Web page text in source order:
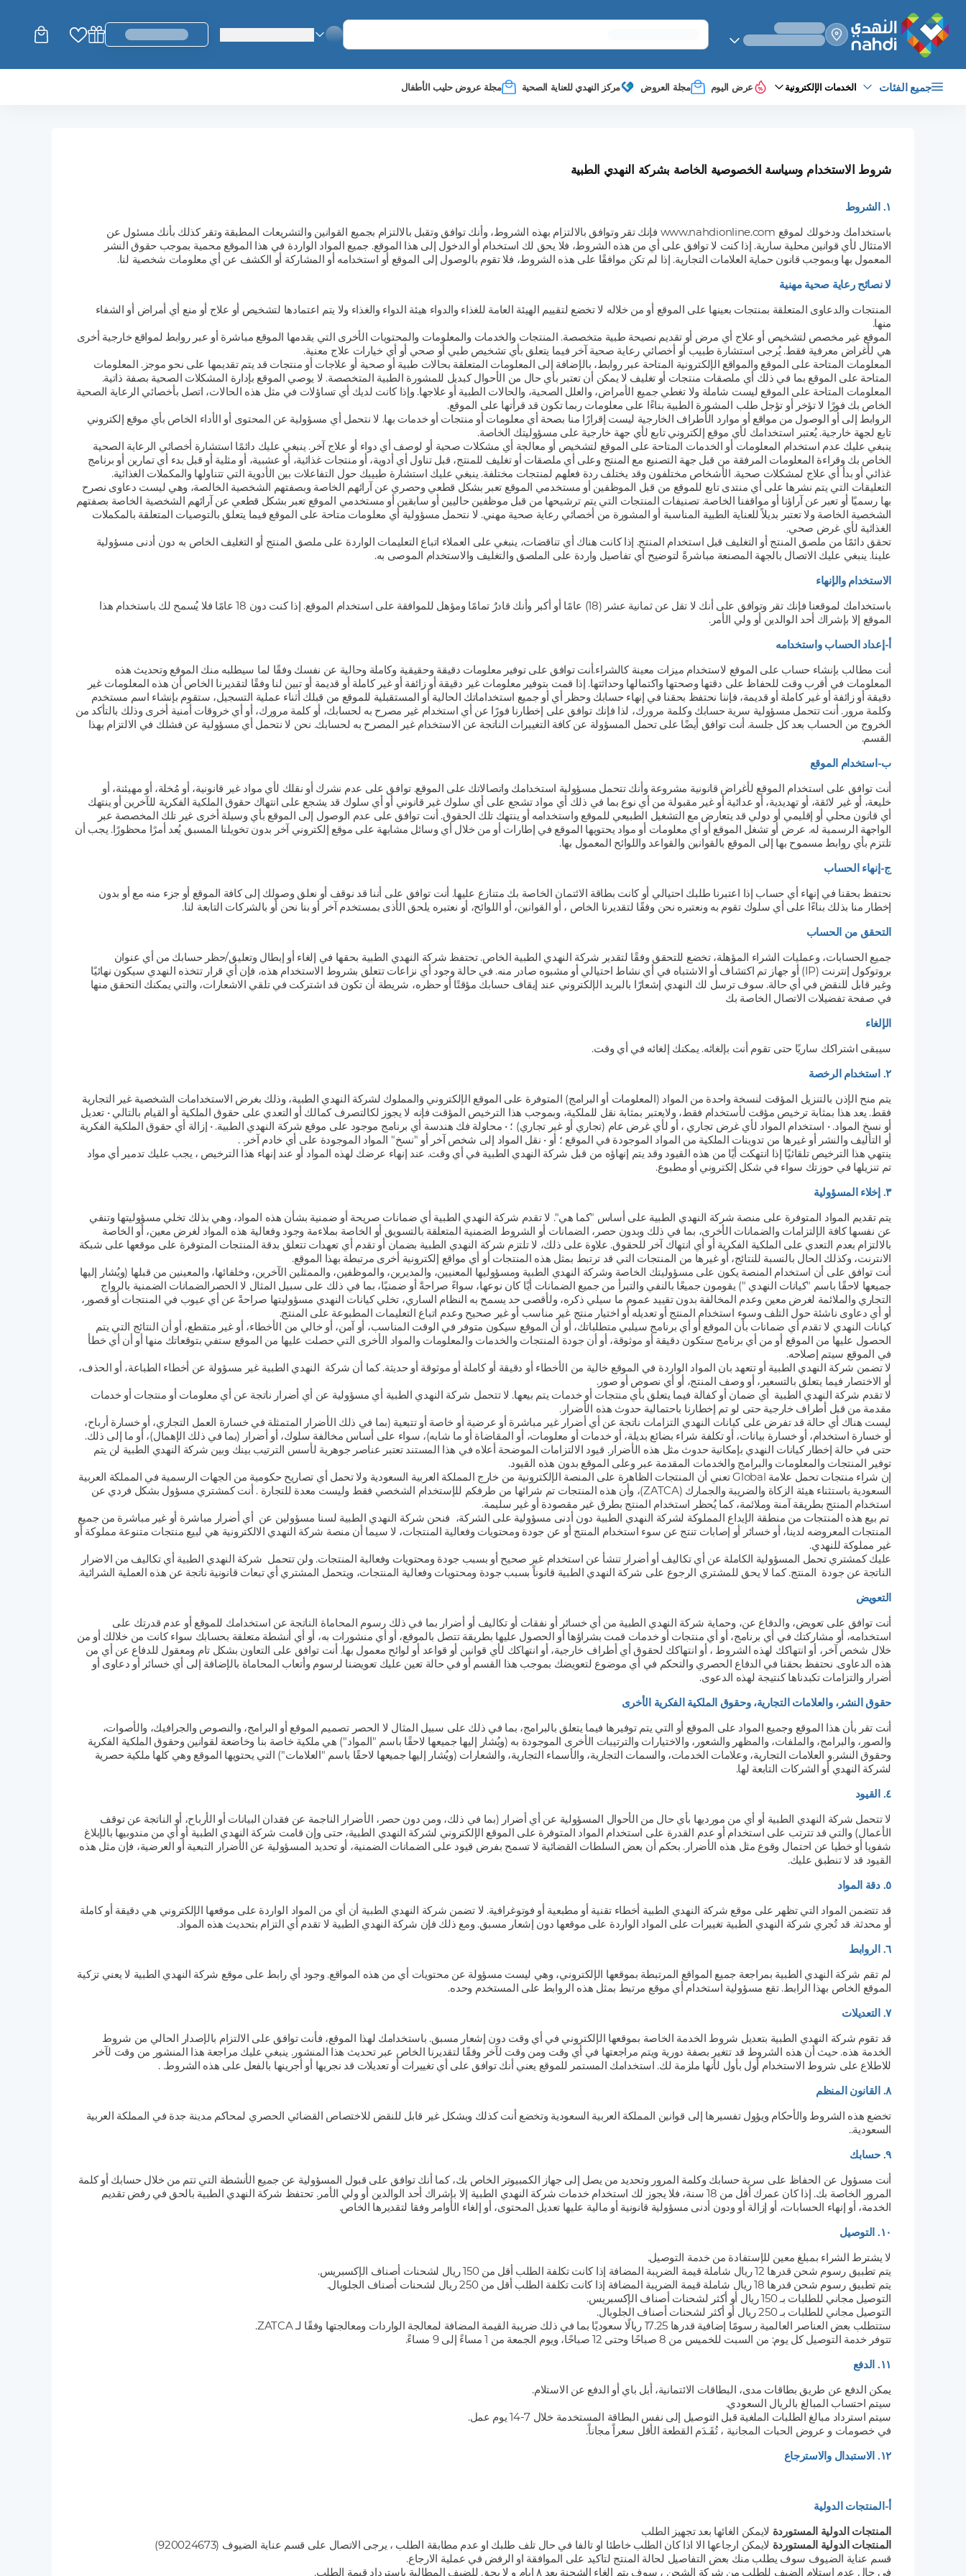
select_your
shipping_method
login_register
جميع الفئات الخدمات الإلكترونية عرض اليوم مجلة العروض مركز النهدي للعناية الصحية مجلة عروض حليب الأطفال
شروط الاستخدام وسياسة الخصوصية الخاصة بشركة النهدي الطبية
١. الشروط
باستخدامك ودخولك لموقع www.nahdionline.com فإنك تقر وتوافق بالالتزام بهذه الشروط، وأنك توافق وتقبل بالالتزام بجميع القوانين والتشريعات المطبقة وتقر كذلك بأنك مسئول عن
الامتثال لأي قوانين محلية سارية. إذا كنت لا توافق على أي من هذه الشروط، فلا يحق لك استخدام أو الدخول إلى هذا الموقع. جميع المواد الواردة في هذا الموقع محمية بموجب حقوق النشر
المعمول بها وبموجب قانون حماية العلامات التجارية. إذا لم تكن موافقًا على هذه الشروط، فلا تقوم بالوصول إلى الموقع أو استخدامه أو المشاركة أو الكشف عن أي معلومات شخصية لنا.
لا نصائح رعاية صحية مهنية
المنتجات والدعاوى المتعلقة بمنتجات بعينها على الموقع أو من خلاله لا تخضع لتقييم الهيئة العامة للغذاء والدواء هيئة الدواء والغذاء ولا يتم اعتمادها لتشخيص أو علاج أو منع أي أمراض أو الشفاء
منها.
الموقع غير مخصص لتشخيص أو علاج أي مرض أو تقديم نصيحة طبية متخصصة. المنتجات والخدمات والمعلومات والمحتويات الأخرى التي يقدمها الموقع مباشرة أو عبر روابط لمواقع خارجية أخرى
هي لأغراض معرفية فقط. يُرجى استشارة طبيب أو أخصائي رعاية صحية آخر فيما يتعلق بأي تشخيص طبي أو صحي أو أي خيارات علاج معنية.
المعلومات المتاحة على الموقع والمواقع الإلكترونية المتاحة عبر روابط، بالإضافة إلى المعلومات المتعلقة بحالات طبية أو صحية أو علاجات أو منتجات قد يتم تقديمها على نحو موجز. المعلومات
المتاحة على الموقع بما في ذلك أي ملصقات منتجات أو تغليف لا يمكن أن تعتبر بأي حال من الأحوال كبديل للمشورة الطبية المتخصصة. لا يوصي الموقع بإدارة المشكلات الصحية بصفة ذاتية.
المعلومات المتاحة على الموقع ليست شاملة ولا تغطي جميع الأمراض، والعلل الصحية، والحالات الطبية أو علاجها. وإذا كانت لديك أي تساؤلات في مثل هذه الحالات، اتصل بأخصائي الرعاية الصحية
الخاص بك فورًا لا تؤخر أو تؤجل طلب المشورة الطبية بناءًا على معلومات ربما تكون قد قرأتها على الموقع.
الروابط إلى أو الوصول من مواقع أو موارد الأطراف الخارجية ليست إقرارًا منا بصحة أي معلومات أو منتجات أو خدمات بها. لا نتحمل أي مسؤولية عن المحتوى أو الأداء الخاص بأي موقع إلكتروني
تابع لجهة خارجية. يُعتبر استخدامك لأي موقع إلكتروني تابع لأي جهة خارجية على مسؤوليتك الخاصة.
ينبغي عليك عدم استخدام المعلومات أو الخدمات المتاحة على الموقع لتشخيص أو معالجة أي مشكلات صحية أو لوصف أي دواء أو علاج آخر. ينبغي عليك دائمًا استشارة أخصائي الرعاية الصحية
الخاص بك وقراءة المعلومات المرفقة من قبل جهة التصنيع مع المنتج وعلى أي ملصقات أو تغليف للمنتج، قبل تناول أي أدوية، أو منتجات غذائية، أو عشبية، أو مثلية أو قبل بدء أي تمارين أو برنامج
غذائي أو بدأ أي علاج لمشكلات صحية. الأشخاص مختلفون وقد يختلف ردة فعلهم لمنتجات مختلفة. ينبغي عليك استشارة طبيبك حول التفاعلات بين الأدوية التي تتناولها والمكملات الغذائية.
التعليقات التي يتم نشرها على أي منتدى تابع للموقع من قبل الموظفين أو مستخدمي الموقع تعبر بشكل قطعي وحصري عن آرائهم الخاصة وبصفتهم الشخصية الخالصة، وهي ليست دعاوى نصرح
بها رسميًا أو تعبر عن آراؤنا أو مواقفنا الخاصة. تصنيفات المنتجات التي يتم ترشيحها من قبل موظفين حاليين أو سابقين أو مستخدمي الموقع تعبر بشكل قطعي عن آرائهم الشخصية الخاصة بصفتهم
الشخصية الخاصة ولا تعتبر بديلاً للعناية الطبية المناسبة أو المشورة من أخصائي رعاية صحية مهني. لا نتحمل مسؤولية أي معلومات متاحة على الموقع فيما يتعلق بالتوصيات المتعلقة بالمكملات
الغذائية لأي غرض صحي.
تحقق دائمًا من ملصق المنتج أو التغليف قبل استخدام المنتج. إذا كانت هناك أي تناقضات، ينبغي على العملاء اتباع التعليمات الواردة على ملصق المنتج أو التغليف الخاص به دون أدنى مسؤولية
علينا. ينبغي عليك الاتصال بالجهة المصنعة مباشرةً لتوضيح أي تفاصيل واردة على الملصق والتغليف والاستخدام الموصى به.
الاستخدام والإنهاء
باستخدامك لموقعنا فإنك تقر وتوافق على أنك لا تقل عن ثمانية عشر (18) عامًا أو أكبر وأنك قادرٌ تمامًا ومؤهل للموافقة على استخدام الموقع. إذا كنت دون 18 عامًا فلا يُسمح لك باستخدام هذا
الموقع إلا بإشراك أحد الوالدين أو ولي الأمر.
أ-إعداد الحساب واستخدامه
أنت مطالب بإنشاء حساب على الموقع لاستخدام ميزات معينة كالشراء.أنت توافق على توفير معلومات دقيقة وحقيقية وكاملة وحالية عن نفسك وفقًا لما سيطلبه منك الموقع وتحديث هذه
المعلومات في أقرب وقت للحفاظ على دقتها وصحتها واكتمالها وحداثتها. إذا قمت بتوفير معلومات غير دقيقة أو زائفة أو غير كاملة أو قديمة أو تبين لنا وفقًا لتقديرنا الخاص أن هذه المعلومات غير
دقيقة أو زائفة أو غير كاملة أو قديمة، فإننا نحتفظ بحقنا في إنهاء حسابك وحظر أي أو جميع استخداماتك الحالية أو المستقبلية للموقع من قبلك أثناء عملية التسجيل، ستقوم بإنشاء اسم مستخدم
وكلمة مرور. أنت تتحمل مسؤولية سرية حسابك وكلمة مرورك، لذا فإنك توافق على إخطارنا فورًا عن أي استخدام غير مصرح به لحسابك، أو كلمة مرورك، أو أي خروقات أمنية أخرى وذلك بالتأكد من
الخروج من الحساب بعد كل جلسة. أنت توافق أيضًا على تحمل المسؤولة عن كافة التغييرات الناتجة عن الاستخدام غير المصرح به لحسابك. نحن لا نتحمل أي مسؤولية عن فشلك في الالتزام بهذا
القسم.
ب-استخدام الموقع
أنت توافق على استخدام الموقع لأغراض قانونية مشروعة وأنك تتحمل مسؤولية استخدامك واتصالاتك على الموقع. توافق على عدم نشرك أو نقلك لأي مواد غير قانونية، أو مُخلة، أو مهيئنة، أو
خليعة، أو غير لائقة، أو تهديدية، أو عدائية أو غير مقبولة من أي نوع بما في ذلك أي مواد تشجع على أي سلوك غير قانوني أو أي سلوك قد يشجع على انتهاك حقوق الملكية الفكرية للآخرين أو ينتهك
أي قانون محلي أو إقليمي أو دولي قد يتعارض مع التشغيل الطبيعي للموقع واستخدامه أو ينتهك تلك الحقوق. أنت توافق على عدم الوصول إلى الموقع بأي وسيلة أخرى غير تلك المخصصة عبر
الواجهة الرسمية له. عرض أو تشغل الموقع أو أي معلومات أو مواد يحتويها الموقع في إطارات أو من خلال أي وسائل مشابهة على موقع إلكتروني آخر بدون تخويلنا المسبق يُعد أمرًا محظورًا. يجب أن
تلتزم بأي روابط مسموح بها إلى الموقع بالقوانين والقواعد واللوائح المعمول بها.
ج-إنهاء الحساب
نحتفظ بحقنا في إنهاء أي حساب إذا اعتبرنا طلبك احتيالي أو كانت بطاقة الائتمان الخاصة بك متنازع عليها. أنت توافق على أننا قد نوقف أو نعلق وصولك إلى كافة الموقع أو جزء منه مع أو بدون
إخطار منا بذلك بناءًا على أي سلوك تقوم به ونعتبره نحن وفقًا لتقديرنا الخاص ، أو القوانين، أو اللوائح، أو نعتبره يلحق الأذى بمستخدم آخر أو بنا نحن أو بالشركات التابعة لنا.
التحقق من الحساب
جميع الحسابات، وعمليات الشراء المؤهلة، تخضع للتحقق وفقًا لتقدير شركة النهدي الطبية الخاص. تحتفظ شركة النهدي الطبية بحقها في إلغاء أو إبطال وتعليق/حظر حسابك من أي عنوان
بروتوكول إنترنت (IP) أو جهاز تم اكتشاف أو الاشتباه في أي نشاط احتيالي أو مشبوه صادر منه. في حالة وجود أي نزاعات تتعلق بشروط الاستخدام هذه، فإن أي قرار تتخذه النهدي سيكون نهائيًا
وغير قابل للنقض في أي حالة. سوف ترسل لك النهدي إشعارًا بالبريد الإلكتروني عند إيقاف حسابك مؤقتًا أو حظره، شريطة أن تكون قد اشتركت في تلقي الاشعارات، والتي يمكنك التحقق منها
في صفحة تفضيلات الاتصال الخاصة بك
الإلغاء
سيبقى اشتراكك ساريًا حتى تقوم أنت بإلغائه. يمكنك إلغائه في أي وقت.
٢. استخدام الرخصة
يتم منح الإذن بالتنزيل المؤقت لنسخة واحدة من المواد (المعلومات أو البرامج) المتوفرة على الموقع الإلكتروني والمملوك لشركة النهدي الطبية، وذلك بغرض الاستخدامات الشخصية غير التجارية
فقط. يعد هذا بمثابة ترخيص مؤقت لأستخدام فقط، ولايعتبر بمثابة نقل للملكية، وبموجب هذا الترخيص المؤقت فإنه لا يجوز لكالتصرف كمالك أو التعدي على حقوق الملكية أو القيام بالتالي • تعديل
أو نسخ المواد. • استخدام المواد لأي غرض تجاري ، أو لأي غرض عام (تجاري أو غير تجاري) ؛ • محاولة فك هندسة أي برنامج موجود على موقع شركة النهدي الطبية. • إزالة أي حقوق الملكية الفكرية
أو التأليف والنشر أو غيرها من تدوينات الملكية من المواد الموجودة في الموقع ؛ أو • نقل المواد إلى شخص آخر أو "نسخ" المواد الموجودة على أي خادم آخر. .
ينتهي هذا الترخيص تلقائيًا إذا انتهكت أيًا من هذه القيود وقد يتم إنهاؤه من قبل شركة النهدي الطبية في أي وقت. عند إنهاء عرضك لهذه المواد أو عند إنهاء هذا الترخيص ، يجب عليك تدمير أي مواد
تم تنزيلها في حوزتك سواء في شكل إلكتروني أو مطبوع.
٣. إخلاء المسؤولية
يتم تقديم المواد المتوفرة على منصة شركة النهدي الطبية على أساس "كما هي". لا تقدم شركة النهدي الطبية أي ضمانات صريحة أو ضمنية بشأن هذه المواد، وهي بذلك تخلي مسؤوليتها وتنفي
عن نفسها كافة الإلتزامات والضمانات الأخرى، بما في ذلك وبدون حصر، الضمانات أو الشروط الضمنية المتعلقة بالتسويق أو الخاصة بملاءمة وجود وفعالية هذه المواد لغرض معين، أو الخاصة
بالالتزام بعدم التعدي على الملكية الفكرية أو أي انتهاك آخر للحقوق. علاوة على ذلك، لا تلتزم شركة النهدي الطبية بضمان أو تقدم أي تعهدات تتعلق بدقة المنتجات المتوفرة على موقعها على شبكة
الانترنت، وكذلك الحال بالنسبة للنتائج، أو غيرها من المنتجات التي قد ترتبط بمثل هذه المنتجات أو أي مواقع إلكترونية أخرى مرتبطة بهذا الموقع.
أنت توافق على أن استخدام المنصة يكون على مسؤوليتك الخاصة وشركة النهدي الطبية ومسؤوليها المعنيين، والمديرين، والموظفين، والممثلين الآخرين، وخلفائها، والمعينين من قبلها (ويُشار إليها
جميعها لاحقًا باسم "كيانات النهدي ") يقومون جميعًا بالنفي والتبرأ من جميع الضمانات أيًا كان نوعها، سواءً صراحةً أو ضمنيًا، بما في ذلك على سبيل المثال لا الحصرالضمانات الضمنية بالرواج
التجاري والملائمة لغرض معين وعدم المخالفة بدون تقييد عموم ما سيلي ذكره، ولأقصى حد يسمح به النظام الساري، تخلي كيانات النهدي مسؤوليتها صراحةً عن أي عيوب في المنتجات أو قصور،
أو أي دعاوى ناشئة حول التلف وسوء استخدام المنتج أو تعديله أو اختيار منتج غير مناسب أو غير صحيح وعدم اتباع التعليمات المطبوعة على المنتج.
كيانات النهدي لا تقدم أي ضمانات بأن الموقع أو أي برنامج سيلبي متطلباتك، أو أن الموقع سيكون متوفر في الوقت المناسب، أو آمن، أو خالي من الأخطاء، أو غير متقطع، أو أن النتائج التي يتم
الحصول عليها من الموقع أو من أي برنامج ستكون دقيقة أو موثوقة، أو أن جودة المنتجات والخدمات والمعلومات والمواد الأخرى التي حصلت عليها من الموقع ستفي بتوقعاتك منها أو أن أي خطأ
في الموقع سيتم إصلاحه.
لا تضمن شركة النهدي الطبية أو تتعهد بان المواد الواردة في الموقع خالية من الأخطاء أو دقيقة أو كاملة أو موثوقة أو حديثة. كما أن شركة النهدي الطبية غير مسؤولة عن أخطاء الطباعة، أو الحذف،
أو الاختصار فيما يتعلق بالتسعير، أو وصف المنتج، أو أي نصوص أو صور.
لا تقدم شركة النهدي الطبية أي ضمان أو كفالة فيما يتعلق بأي منتجات أو خدمات يتم بيعها. لا تتحمل شركة النهدي الطبية أي مسؤولية عن أي أضرار ناتجة عن أي معلومات أو منتجات أو خدمات
مقدمة من قبل أطراف خارجية حتى لو تم إخطارنا باحتمالية حدوث هذه الأضرار.
ليست هناك أي حالة قد تفرض على كيانات النهدي التزامات ناتجة عن أي أضرار غير مباشرة أو عرضية أو خاصة أو تتبعية (بما في ذلك الأضرار المتمثلة في خسارة العمل التجاري، أو خسارة أرباح،
أو خسارة استخدام، أو خسارة بيانات، أو تكلفة شراء بضائع بديلة، أو خدمات أو معلومات، أو المقاضاة أو ما شابه)، سواء على أساس مخالفة سلوك، أو أضرار (بما في ذلك الإهمال)، أو ما إلى ذلك.
حتى في حالة إخطار كيانات النهدي بإمكانية حدوث مثل هذه الأضرار. قيود الالتزامات الموضحة أعلاه في هذا المستند تعتبر عناصر جوهرية لأسس الترتيب بينك وبين شركة النهدي الطبية لن يتم
توفير المنتجات والمعلومات والبرامج والخدمات المقدمة عبر وعلى الموقع بدون هذه القيود.
إن شراء منتجات تحمل علامة Global تعني أن المنتجات الظاهرة على المنصة الإلكترونية من خارج المملكة العربية السعودية ولا تحمل أي تصاريح حكومية من الجهات الرسمية في المملكة العربية
السعودية باستثناء هيئة الزكاة والضريبة والجمارك (ZATCA)، وأن هذه المنتجات تم شرائها من طرفكم للإستخدام الشخصي فقط وليست معدة للتجارة . أنت كمشتري مسؤول بشكل فردي عن
استخدام المنتج بطريقة آمنة وملائمة، كما يُحظر استخدام المنتج بطرق غير مقصودة أو غير سليمة.
تم بيع هذه المنتجات من منطقة الإيداع المملوكة لشركة النهدي الطبية دون أدنى مسؤولية على الشركة، فنحن شركة النهدي الطبية لسنا مسؤولين عن أي أضرار مباشرة أو غير مباشرة من جميع
المنتجات المعروضه لدينا، أو خسائر أو إصابات تنتج عن سوء استخدام المنتج أو عن جودة ومحتويات وفعالية المنتجات، لا سيما أن منصة شركة النهدي الالكترونية هي لبيع منتجات متنوعة مملوكة أو
غير مملوكة للنهدي.
عليك كمشتري تحمل المسؤولية الكاملة عن أي تكاليف أو أضرار تنشأ عن استخدام غير صحيح أو بسبب جودة ومحتويات وفعالية المنتجات. ولن تتحمل شركة النهدي الطبية أي تكاليف من الاضرار
الناتجة عن جودة المنتج. كما لا يحق للمشتري الرجوع على شركة النهدي الطبية قانوناً بسبب جودة ومحتويات وفعالية المنتجات، ويتحمل المشتري أي تبعات قانونية ناتجة عن هذه العملية الشرائية.
التعويض
أنت توافق على تعويض، والدفاع عن، وحماية شركة النهدي الطبية من أي خسائر أو نفقات أو تكاليف أو أضرار بما في ذلك رسوم المحاماة الناتجة عن استخدامك للموقع أو عدم قدرتك على
استخدامه، أو مشاركتك في أي برنامج، أو أي منتجات أو خدمات قمت بشراؤها أو الحصول عليها بطريقة تتصل بالموقع، أو أي منشورات به، أو أي أنشطة متعلقة بحسابك سواء كانت من خلالك أو من
خلال شخص آخر، أو انتهاكك لهذه الشروط ، أو انتهاكك لحقوق أي أطراف خارجية، أو انتهاكك لأي قوانين أو قواعد أو لوائح معمول بها. أنت توافق على التعاون بشكل تام ومعقول للدفاع عن أي من
هذه الدعاوى. نحتفظ بحقنا في الدفاع الحصري والتحكم في أي موضوع لتعويضك بموجب هذا القسم أو في حالة تعين عليك تعويضنا لرسوم وأتعاب المحاماة بالإضافة إلى أي خسائر أو دعاوى أو
أضرار والتزامات تكبدناها كنتيجة لهذه الدعوى.
حقوق النشر، والعلامات التجارية، وحقوق الملكية الفكرية الأخرى
أنت تقر بأن هذا الموقع وجميع المواد على الموقع أو التي يتم توفيرها فيما يتعلق بالبرامج، بما في ذلك على سبيل المثال لا الحصر تصميم الموقع أو البرامج، والنصوص والجرافيك، والأصوات،
والصور، والبرامج، والملفات، والمظهر والشعور، والاختيارات والترتيبات الأخرى الموجودة به (ويُشار إليها جميعها لاحقًا باسم "المواد") هي ملكية خاصة بنا وخاضعة لقوانين وحقوق الملكية الفكرية
وحقوق النشر.و العلامات التجارية، وعلامات الخدمات، والسمات التجارية، والأسماء التجارية، والشعارات (ويُشار إليها جميعها لاحقًا باسم "العلامات") التي يحتويها الموقع وهي كلها ملكية حصرية
لشركة النهدي أو الشركات التابعة لها.
٤. القيود
لا تتحمل شركة النهدي الطبية أو أي من مورديها بأي حال من الأحوال المسؤولية عن أي أضرار (بما في ذلك، ومن دون حصر، الأضرار الناجمة عن فقدان البيانات أو الأرباح، أو الناتجة عن توقف
الأعمال) والتي قد تترتب على استخدام أو عدم القدرة على استخدام المواد المتوفرة على الموقع الإلكتروني لشركة النهدي الطبية، حتى وإن قامت شركة النهدي الطبية أو أي من مندوبيها بالإبلاغ
شفويا أو خطيا عن احتمال وقوع مثل هذه الأضرار. بحكم أن بعض السلطات القضائية لا تسمح بفرض قيود على الضمانات الضمنية، أو تحديد المسؤولية عن الأضرار التبعية أو العرضية، فإن مثل هذه
القيود قد لا تنطبق عليك.
٥. دقة المواد
قد تتضمن المواد التي تظهر على موقع شركة النهدي الطبية أخطاء تقنية أو مطبعية أو فوتوغرافية. لا تضمن شركة النهدي الطبية أن أي من المواد الواردة على موقعها الإلكتروني هي دقيقة أو كاملة
أو محدثة. قد تُجري شركة النهدي الطبية تغييرات على المواد الواردة على موقعها دون إشعار مسبق. ومع ذلك فإن شركة النهدي الطبية لا تقدم أي التزام بتحديث هذه المواد.
٦. الروابط
لم تقم شركة النهدي الطبية بمراجعة جميع المواقع المرتبطة بموقعها الإلكتروني، وهي ليست مسؤولة عن محتويات أي من هذه المواقع. وجود أي رابط على موقع شركة النهدي الطبية لا يعني تزكية
الموقع الخاص بهذا الرابط. تقع مسؤولية استخدام أي موقع مرتبط بمثل هذه الروابط على المستخدم وحده.
٧. التعديلات
قد تقوم شركة النهدي الطبية بتعديل شروط الخدمة الخاصة بموقعها الإلكتروني في أي وقت دون إشعار مسبق. باستخدامك لهذا الموقع، فأنت توافق على الالتزام بالإصدار الحالي من شروط
الخدمة هذه. حيث أن هذه الشروط قد تتغير بصفة دورية ويتم مراجعتها في أي وقت ومن وقت لآخر وفقًا لتقديرنا الخاص عبر تحديث هذا المنشور. ينبغي عليك مراجعة هذا المنشور من وقت لآخر
للاطلاع على شروط الاستخدام أول بأول لأنها ملزمة لك. استخدامك المستمر للموقع يعني أنك توافق على أي تغييرات أو تعديلات قد نجريها أو أجرينها بالفعل على هذه الشروط. .
٨. القانون المنظم
تخضع هذه الشروط والأحكام ويؤول تفسيرها إلى قوانين المملكة العربية السعودية وتخضع أنت كذلك وبشكل غير قابل للنقض للاختصاص القضائي الحصري لمحاكم مدينة جدة في المملكة العربية
السعودية..
٩. حسابك
أنت مسؤول عن الحفاظ على سرية حسابك وكلمة المرور وتحديد من يصل إلى جهاز الكمبيوتر الخاص بك، كما أنك توافق على قبول المسؤولية عن جميع الأنشطة التي تتم من خلال حسابك أو كلمة
المرور الخاصة بك. إذا كان عمرك أقل من 18 سنة، فلا يجوز لك استخدام خدمات شركة النهدي الطبية إلا بإشراك أحد الوالدين أو ولي الأمر. تحتفظ شركة النهدي الطبية بالحق في رفض تقديم
الخدمة، أو إنهاء الحسابات، أو إزالة أو ودون أدنى مسؤولية قانونية أو مالية عليها تعديل المحتوى، أو إلغاء الأوامر وفقا لتقديرها الخاص.
١٠. التوصيل
لا يشترط الشراء بمبلغ معين للإستفادة من خدمة التوصيل.
يتم تطبيق رسوم شحن قدرها 12 ريال شاملة قيمة الضريبة المضافة إذا كانت تكلفة الطلب أقل من 150 ريال لشحنات أصناف الإكسبريس.
يتم تطبيق رسوم شحن قدرها 18 ريال شاملة قيمة الضريبة المضافة إذا كانت تكلفة الطلب أقل من 250 ريال لشحنات أصناف الجلوبال.
التوصيل مجاني للطلبات بـ 150 ريال أو أكثر لشحنات أصناف الإكسبريس.
التوصيل مجاني للطلبات بـ 250 ريال أو أكثر لشحنات أصناف الجلوبال.
ستتطلب بعض العناصر العالمية رسومًا إضافية قدرها 17.25 ريالًا سعوديًا بما في ذلك ضريبة القيمة المضافة لمعالجة الواردات ومعالجتها وفقًا لـ ZATCA.
تتوفر خدمة التوصيل كل يوم: من السبت للخميس من 8 صباحًا وحتى 12 صباحًا، ويوم الجمعة من 1 مساءً إلى 9 مساءً.
١١. الدفع
يمكن الدفع عن طريق بطاقات مدى، البطاقات الائتمانية، أبل باي أو الدفع عن الاستلام.
سيتم احتساب المبالغ بالريال السعودي.
سيتم استرداد مبالغ الطلبات الملغية قبل التوصيل إلى نفس البطاقة المستخدمة خلال 7-14 يوم عمل.
في خصومات و عروض الحبات المجانية ، تُقَـدَم القطعة الأقل سعراً مجاناً.
١٢. الاستبدال والاسترجاع
أ-المنتجات الدولية
المنتجات الدولية المستوردة لايمكن الغائها بعد تجهيز الطلب
المنتجات الدولية المستوردة لايمكن ارجاعها الا اذا كان الطلب خاطئا او تالفا في حال تلف طلبك او عدم مطابقة الطلب ، يرجى الاتصال على قسم عناية الضيوف (920024673)
قسم عناية الضيوف سوف يطلب منك بعض التفاصيل لحالة المنتج لتاكيد على الموافقة او الرفض في عملية الارجاع.
في حال عدم استلام الضيف للطلب من شركة الشحن ، سوف يتم إلغاء الشحنة بعد ٨ ايام و لا يحق للضيف المطالبة باسترداد قيمة الطلب.